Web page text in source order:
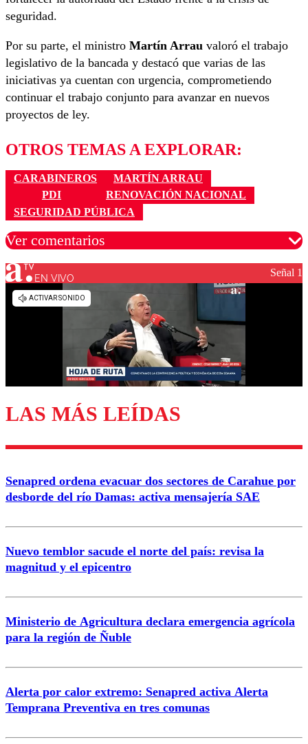
seguridad.
Por su parte, el ministro Martín Arrau valoró el trabajo
legislativo de la bancada y destacó que varias de las
iniciativas ya cuentan con urgencia, comprometiendo
continuar el trabajo conjunto para avanzar en nuevos
proyectos de ley.
OTROS TEMAS A EXPLORAR:
CARABINEROS
MARTÍN ARRAU
PDI
RENOVACIÓN NACIONAL
SEGURIDAD PÚBLICA
Ver comentarios
Los comentarios son moderados para garantizar un
diálogo respetuoso.
Enviar comentario
EN VIVO Señal 1
LAS MÁS LEÍDAS
Senapred ordena evacuar dos sectores de Carahue por
desborde del río Damas: activa mensajería SAE
Nuevo temblor sacude el norte del país: revisa la
magnitud y el epicentro
Ministerio de Agricultura declara emergencia agrícola
para la región de Ñuble
Alerta por calor extremo: Senapred activa Alerta
Temprana Preventiva en tres comunas